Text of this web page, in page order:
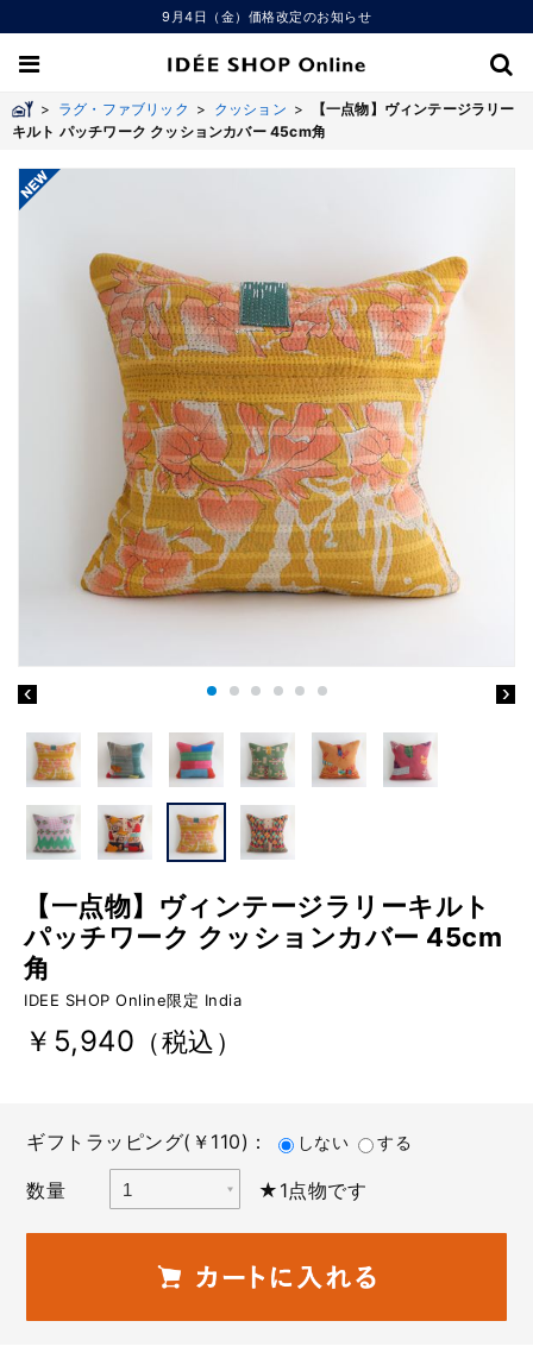
9月4日（金）価格改定のお知らせ
> ラグ・ファブリック > クッション >
【一点物】ヴィンテージラリー
キルト パッチワーク クッションカバー 45cm角
【一点物】ヴィンテージラリーキルト
パッチワーク クッションカバー 45cm
角
IDEE SHOP Online限定 India
￥5,940 （税込）
ギフトラッピング(￥110)： しない する
数量 ★1点物です